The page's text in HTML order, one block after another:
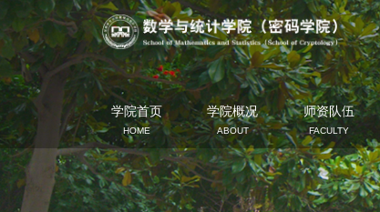
学院首页
HOME
学院概况
ABOUT
师资队伍
FACULTY